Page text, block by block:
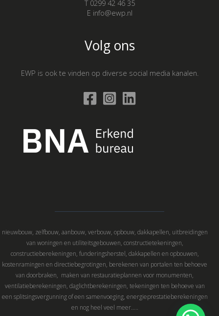
T 0299 42 46 35
E info@ewp.nl
Volg ons
EWP is ook te vinden op diverse social media kanalen.
nieuwbouw, zelfbouw, aanbouw, verbouw, opbouw, dakkapellen, uitbreidingen
van woningen en utiliteitsgebouwen, constructietekeningen,
constructieberekeningen, funderingsherstel, dakkapellen en opbouwen,
kostenramingen en directiebegrotingen, berekenen van portalen ten behoeve
van doorbraken, maken van restauratieplannen voor monumenten,
ventilatieberekeningen, daglichtberekeningen, tekeningen ten behoeve van
een splitsingsvergunning of een samenvoeging, energieprestatieberekeningen
en nog heel veel meer…..